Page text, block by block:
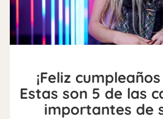
¡Feliz
Estas son 5 de las
importantes de